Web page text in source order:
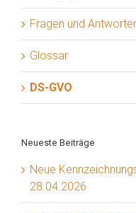
Fragen und
Glossar
DS-GVO
Neueste Beiträge
Neue
28.04.2026